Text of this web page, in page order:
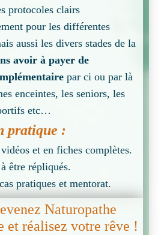
protocoles clairs
pour les différentes
aussi les divers stades de la
avoir à payer de
par ci ou par là
enceintes, les seniors, les
etc…
pratique :
et en fiches complètes.
être répliqués.
pratiques et mentorat.
Naturopathe
et réalisez votre rêve !